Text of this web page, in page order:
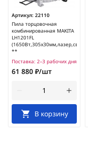
Артикул: 22110
Пила торцовочная
комбинированная MAKITA
LH1201FL
(1650Вт,305х30мм,лазер,свет)
**
Поставка: 2–3 рабочих дня
61 880 ₽/шт
В корзину